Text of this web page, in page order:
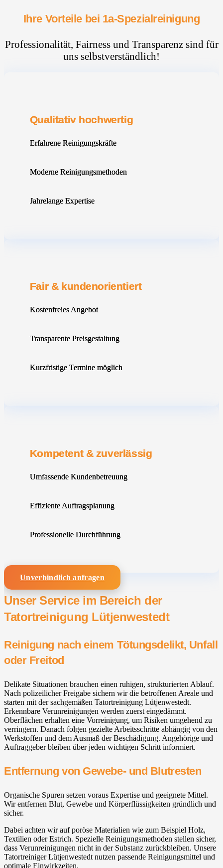
Ihre Vorteile bei 1a-Spezialreinigung
Professionalität, Fairness und Transparenz sind für
uns selbstverständlich!
Qualitativ hochwertig
Erfahrene Reinigungskräfte
Moderne Reinigungsmethoden
Jahrelange Expertise
Fair & kundenorientiert
Kostenfreies Angebot
Transparente Preisgestaltung
Kurzfristige Termine möglich
Kompetent & zuverlässig
Umfassende Kundenbetreuung
Effiziente Auftragsplanung
Professionelle Durchführung
Unverbindlich anfragen
Unser Service im Bereich der
Tatortreinigung Lütjenwestedt
Reinigung nach einem Tötungsdelikt, Unfall
oder Freitod
Delikate Situationen brauchen einen ruhigen, strukturierten Ablauf.
Nach polizeilicher Freigabe sichern wir die betroffenen Areale und
starten mit der sachgemäßen Tatortreinigung Lütjenwestedt.
Erkennbare Verunreinigungen werden zuerst eingedämmt.
Oberflächen erhalten eine Vorreinigung, um Risiken umgehend zu
verringern. Danach folgen gezielte Arbeitsschritte abhängig von den
Werkstoffen und dem Ausmaß der Beschädigung. Angehörige und
Auftraggeber bleiben über jeden wichtigen Schritt informiert.
Entfernung von Gewebe- und Blutresten
Organische Spuren setzen voraus Expertise und geeignete Mittel.
Wir entfernen Blut, Gewebe und Körperflüssigkeiten gründlich und
sicher.
Dabei achten wir auf poröse Materialien wie zum Beispiel Holz,
Textilien oder Estrich. Spezielle Reinigungsmethoden stellen sicher,
dass Verunreinigungen nicht in der Substanz zurückbleiben. Unsere
Tatortreiniger Lütjenwestedt nutzen passende Reinigungsmittel und
optimale Einwirkzeiten.